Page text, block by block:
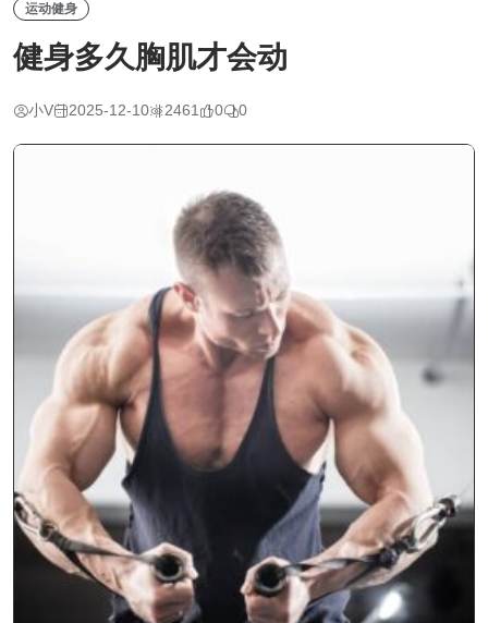
运动健身
健身多久胸肌才会动
小V 2025-12-10 2461 0 0